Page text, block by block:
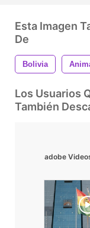
Esta Imagen
De
Bolivia
Los Usuarios
También
adobe